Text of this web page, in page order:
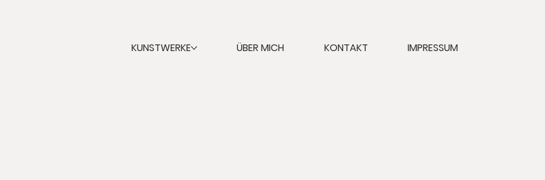
KUNSTWERKE ÜBER MICH KONTAKT IMPRESSUM